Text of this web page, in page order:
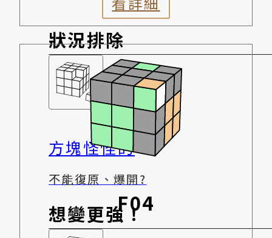
狀況排除
方塊怪怪的
不能復原、爆開?
想變更強！
F04